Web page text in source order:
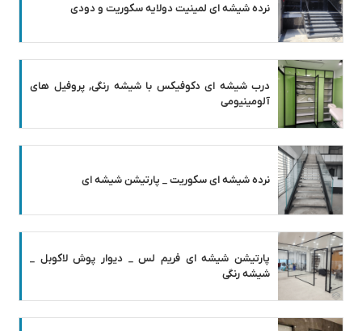
نرده شیشه ای لمینیت دولایه سکوریت و دودی
درب شیشه ای دکوفیکس با شیشه رنگی, پروفیل های
آلومینیومی
نرده شیشه ای سکوریت _ پارتیشن شیشه ای
پارتیشن شیشه ای فریم لس _ دیوار پوش لاکوبل _
شیشه رنگی